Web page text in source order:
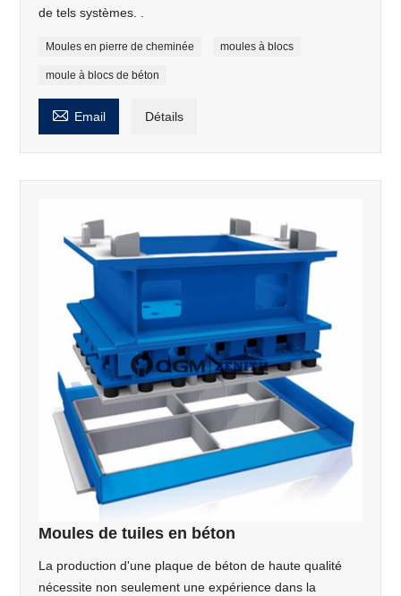
de tels systèmes. .
Moules en pierre de cheminée moules à blocs
moule à blocs de béton
 Email Détails
Moules de tuiles en béton
La production d'une plaque de béton de haute qualité
nécessite non seulement une expérience dans la